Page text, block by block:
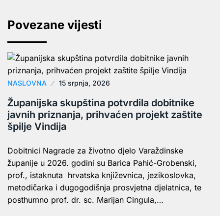
Povezane vijesti
NASLOVNA 15 srpnja, 2026
Županijska skupština potvrdila dobitnike
javnih priznanja, prihvaćen projekt zaštite
špilje Vindija
Dobitnici Nagrade za životno djelo Varaždinske
županije u 2026. godini su Barica Pahić-Grobenski,
prof., istaknuta hrvatska književnica, jezikoslovka,
metodičarka i dugogodišnja prosvjetna djelatnica, te
posthumno prof. dr. sc. Marijan Cingula,…